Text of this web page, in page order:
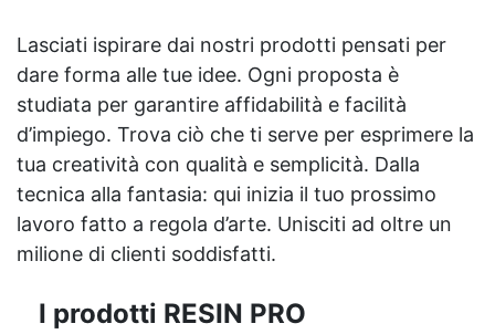
Lasciati ispirare dai nostri prodotti pensati per
dare forma alle tue idee. Ogni proposta è
studiata per garantire affidabilità e facilità
d’impiego. Trova ciò che ti serve per esprimere la
tua creatività con qualità e semplicità. Dalla
tecnica alla fantasia: qui inizia il tuo prossimo
lavoro fatto a regola d’arte. Unisciti ad oltre un
milione di clienti soddisfatti.
I prodotti RESIN PRO